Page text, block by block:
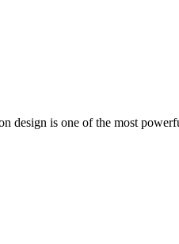
design is one of the most